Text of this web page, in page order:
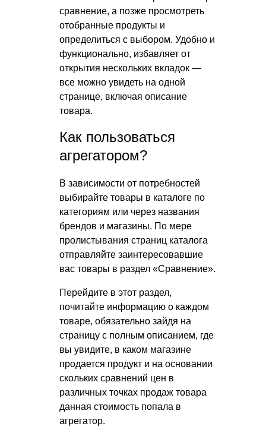
сравнение, а позже просмотреть
отобранные продукты и
определиться с выбором. Удобно и
функционально, избавляет от
открытия нескольких вкладок —
все можно увидеть на одной
странице, включая описание
товара.
Как пользоваться
агрегатором?
В зависимости от потребностей
выбирайте товары в каталоге по
категориям или через названия
брендов и магазины. По мере
пролистывания страниц каталога
отправляйте заинтересовавшие
вас товары в раздел «Сравнение».
Перейдите в этот раздел,
почитайте информацию о каждом
товаре, обязательно зайдя на
страницу с полным описанием, где
вы увидите, в каком магазине
продается продукт и на основании
скольких сравнений цен в
различных точках продаж товара
данная стоимость попала в
агрегатор.